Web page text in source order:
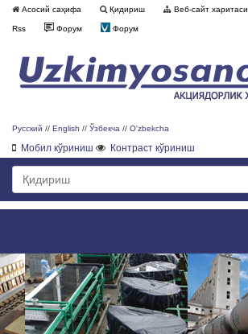
Асосий саҳифа Қидириш Веб-сайт харитаси
Rss Форум Форум
Русский // English // Ўзбекча // O'zbekcha
Мобил кўриниш Контраст кўриниш